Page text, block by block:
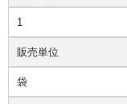
1
販売単位
袋